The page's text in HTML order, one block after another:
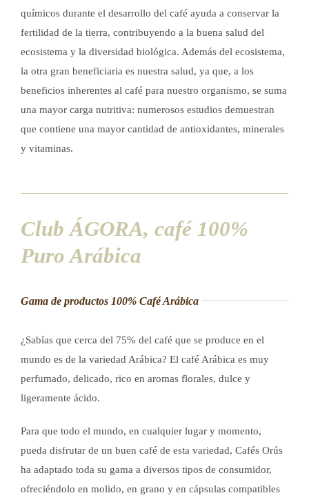
químicos durante el desarrollo del café ayuda a conservar la
fertilidad de la tierra, contribuyendo a la buena salud del
ecosistema y la diversidad biológica. Además del ecosistema,
la otra gran beneficiaria es nuestra salud, ya que, a los
beneficios inherentes al café para nuestro organismo, se suma
una mayor carga nutritiva: numerosos estudios demuestran
que contiene una mayor cantidad de antioxidantes, minerales
y vitaminas.
Club ÁGORA, café 100%
Puro Arábica
Gama de productos 100% Café Arábica
¿Sabías que cerca del 75% del café que se produce en el
mundo es de la variedad Arábica? El café Arábica es muy
perfumado, delicado, rico en aromas florales, dulce y
ligeramente ácido.
Para que todo el mundo, en cualquier lugar y momento,
pueda disfrutar de un buen café de esta variedad, Cafés Orús
ha adaptado toda su gama a diversos tipos de consumidor,
ofreciéndolo en molido, en grano y en cápsulas compatibles